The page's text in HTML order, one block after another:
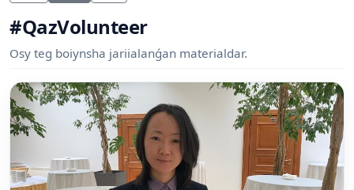
#QazVolunteer
Osy teg boiynsha jariialanǵan materialdar.